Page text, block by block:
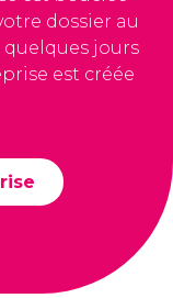
dossier au
quelques jours
est créée